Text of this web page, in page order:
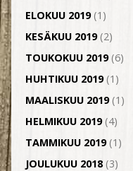
ELOKUU 2019(1)
KESÄKUU 2019(2)
TOUKOKUU 2019(6)
HUHTIKUU 2019(1)
MAALISKUU 2019(1)
HELMIKUU 2019(4)
TAMMIKUU 2019(1)
JOULUKUU 2018(3)